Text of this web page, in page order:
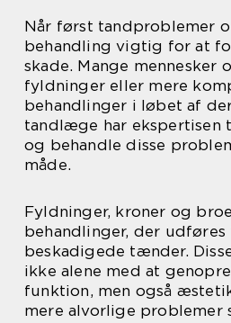
Når først tandproblemer
behandling vigtig for at
skade. Mange mennesker
fyldninger eller mere
behandlinger i løbet af
tandlæge har ekspertisen
og behandle disse
måde.
Fyldninger, kroner og
behandlinger, der
beskadigede tænder.
ikke alene med at
funktion, men også
mere alvorlige problemer